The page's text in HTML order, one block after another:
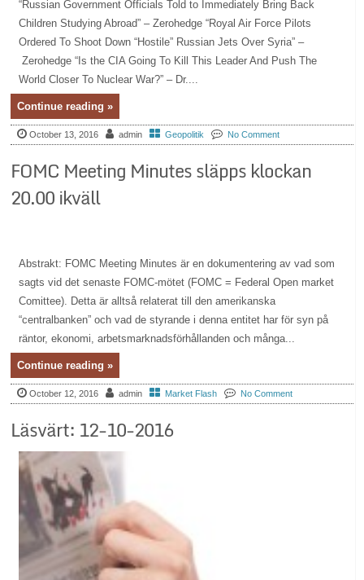
“Russian Government Officials Told to Immediately Bring Back
Children Studying Abroad” – Zerohedge “Royal Air Force Pilots
Ordered To Shoot Down “Hostile” Russian Jets Over Syria” –
Zerohedge “Is the CIA Going To Kill This Leader And Push The
World Closer To Nuclear War?” – Dr....
Continue reading »
October 13, 2016 admin Geopolitik No Comment
FOMC Meeting Minutes släpps klockan
20.00 ikväll
Abstrakt: FOMC Meeting Minutes är en dokumentering av vad som
sagts vid det senaste FOMC-mötet (FOMC = Federal Open market
Comittee). Detta är alltså relaterat till den amerikanska
“centralbanken” och vad de styrande i denna entitet har för syn på
räntor, ekonomi, arbetsmarknadsförhållanden och många...
Continue reading »
October 12, 2016 admin Market Flash No Comment
Läsvärt: 12-10-2016